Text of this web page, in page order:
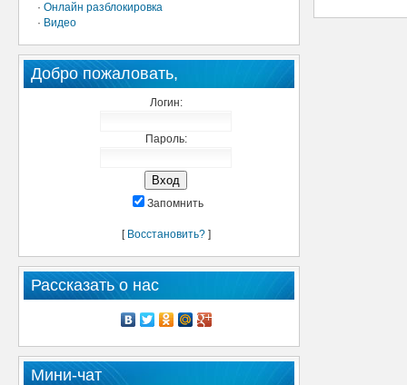
· Онлайн разблокировка
· Видео
Добро пожаловать,
Логин:
Пароль:
Запомнить
[ Восстановить?]
Рассказать о нас
Мини-чат